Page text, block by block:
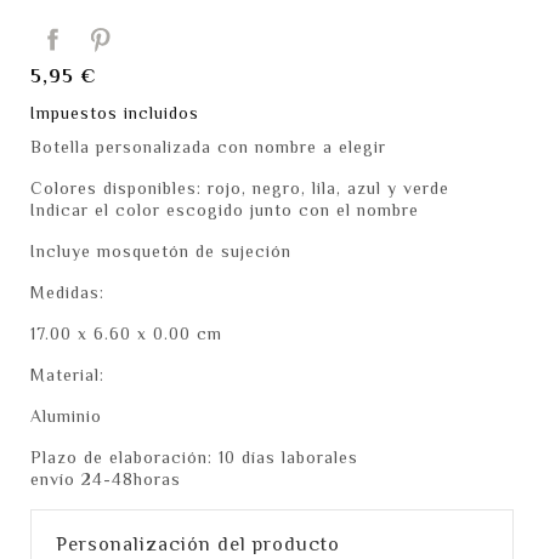
5,95 €
Impuestos incluidos
Botella personalizada con nombre a elegir
Colores disponibles: rojo, negro, lila, azul y verde
Indicar el color escogido junto con el nombre
Incluye mosquetón de sujeción
Medidas:
17.00 x 6.60 x 0.00 cm
Material:
Aluminio
Plazo de elaboración: 10 días laborales
envío 24-48horas
Personalización del producto